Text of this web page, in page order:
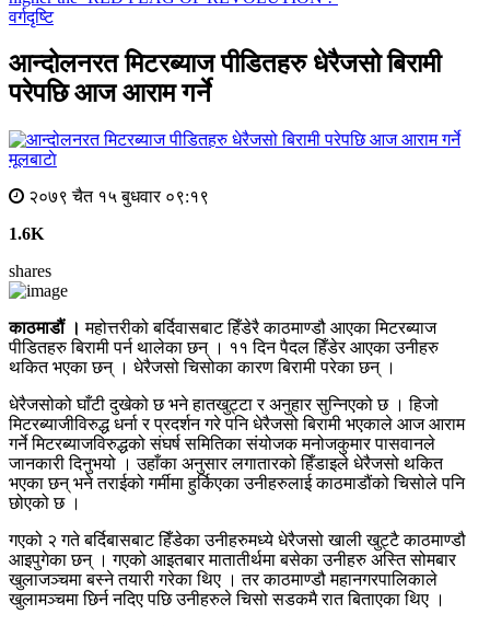
वर्गदृष्टि
आन्दोलनरत मिटरब्याज पीडितहरु धेरैजसो बिरामी
परेपछि आज आराम गर्ने
मूलबाटाे
२०७९ चैत १५ बुधवार ०९:१९
1.6K
shares
काठमाडौं । महोत्तरीको बर्दिवासबाट हिँडेरै काठमाण्डौ आएका मिटरब्याज
पीडितहरु बिरामी पर्न थालेका छन् । ११ दिन पैदल हिँडेर आएका उनीहरु
थकित भएका छन् । धेरैजसो चिसोका कारण बिरामी परेका छन् ।
धेरैजसोको घाँटी दुखेको छ भने हातखुट्टा र अनुहार सुन्निएको छ । हिजो
मिटरब्याजीविरुद्ध धर्ना र प्रदर्शन गरे पनि धेरैजसो बिरामी भएकाले आज आराम
गर्ने मिटरब्याजविरुद्धको संघर्ष समितिका संयोजक मनोजकुमार पासवानले
जानकारी दिनुभयो । उहाँका अनुसार लगातारको हिँडाइले धेरैजसो थकित
भएका छन् भने तराईको गर्मीमा हुर्किएका उनीहरुलाई काठमाडौंको चिसोले पनि
छोएको छ ।
गएको २ गते बर्दिबासबाट हिँडेका उनीहरुमध्ये धेरैजसो खाली खुट्टै काठमाण्डौ
आइपुगेका छन् । गएको आइतबार मातातीर्थमा बसेका उनीहरु अस्ति सोमबार
खुलाजञ्चमा बस्ने तयारी गरेका थिए । तर काठमाण्डौ महानगरपालिकाले
खुलामञ्चमा छिर्न नदिए पछि उनीहरुले चिसो सडकमै रात बिताएका थिए ।